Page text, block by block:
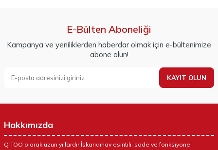
E-Bülten Aboneliği
Kampanya ve yeniliklerden haberdar olmak için e-bültenimize
abone olun!
KAYIT OLUN
Hakkımızda
Q TOO olarak uzun yıllardır İskandinav esintili, sade ve fonksiyonel